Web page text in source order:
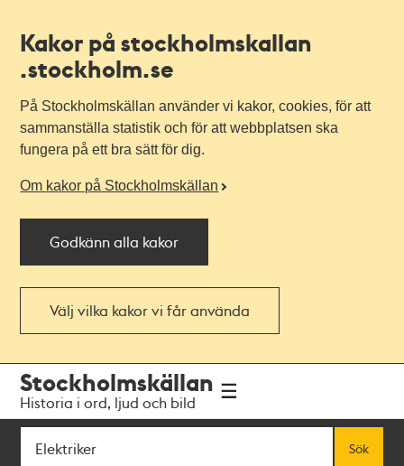
Kakor på stockholmskallan
.stockholm.se
På Stockholmskällan använder vi kakor, cookies, för att
sammanställa statistik och för att webbplatsen ska
fungera på ett bra sätt för dig.
Om kakor på Stockholmskällan
Godkänn alla kakor
Välj vilka kakor vi får använda
navigationen
huvudinnehållet
Stockholmskällan
Historia i ord, ljud och bild
Sök
Sök